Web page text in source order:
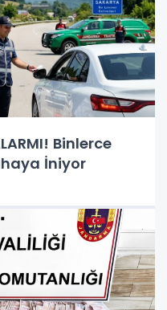
Binlerce
İniyor